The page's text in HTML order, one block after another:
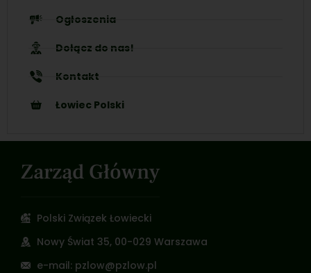
Ogłoszenia
Dołącz do nas!
Kontakt
Łowiec Polski
Zarząd Główny
Polski Związek Łowiecki
Nowy Świat 35, 00-029 Warszawa
e-mail: pzlow@pzlow.pl